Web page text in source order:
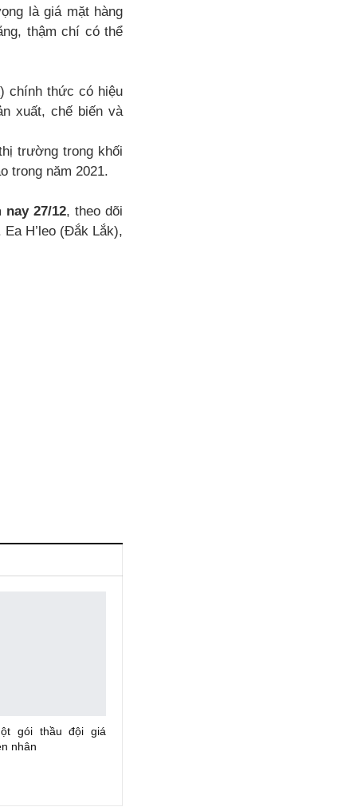
là giá mặt hàng
thậm chí có thể
chính thức có hiệu
xuất, chế biến và
trường trong khối
trong năm 2021.
27/12, theo dõi
H’leo (Đắk Lắk),
gói thầu đội giá
nhân